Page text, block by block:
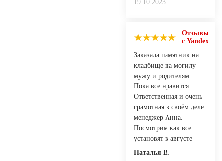
19.10.2023
Отзывы
с Yandex
Заказала памятник на
кладбище на могилу
мужу и родителям.
Пока все нравится.
Ответственная и очень
грамотная в своём деле
менеджер Анна.
Посмотрим как все
установят в августе
Наталья В.